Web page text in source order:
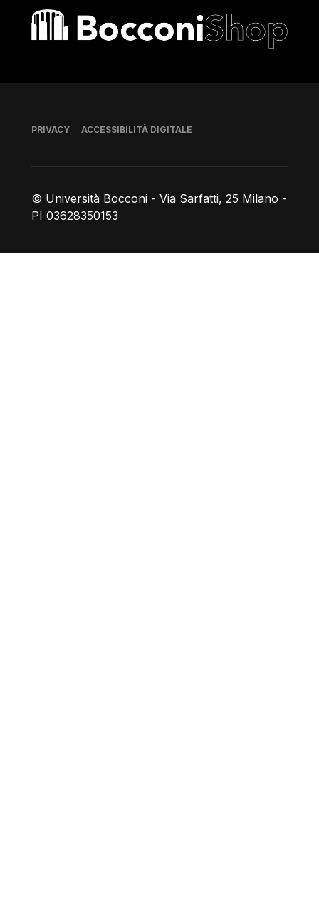
Bocconi shop
© Università Bocconi - Via Sarfatti, 25 Milano -
PI 03628350153
Piè di pagina
PRIVACY ACCESSIBILITÀ DIGITALE